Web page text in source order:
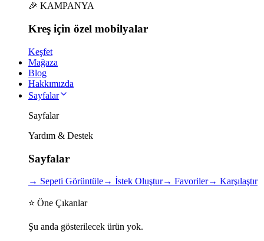
🎉 KAMPANYA
Kreş için özel mobilyalar
Keşfet
Mağaza
Blog
Hakkımızda
Sayfalar
Sayfalar
Yardım & Destek
Sayfalar
→ Sepeti Görüntüle→ İstek Oluştur→ Favoriler→ Karşılaştır
⭐ Öne Çıkanlar
Şu anda gösterilecek ürün yok.